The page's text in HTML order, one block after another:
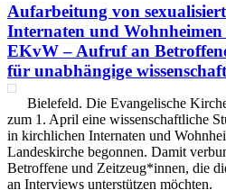
Aufarbeitung von
Internaten und
EKvW – Aufruf an
für unabhängige
Bielefeld. Die Evangelische
zum 1. April eine wissenschaftliche
in kirchlichen Internaten und
Landeskirche begonnen. Damit
Betroffene und Zeitzeug*innen, die
an Interviews unterstützen möchten.